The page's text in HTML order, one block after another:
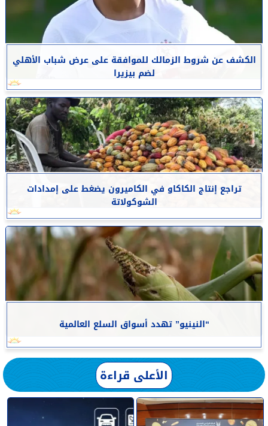
الكشف عن شروط الزمالك للموافقة على عرض شباب الأهلي
لضم بيزيرا
تراجع إنتاج الكاكاو في الكاميرون يضغط على إمدادات
الشوكولاتة
“النينيو” تهدد أسواق السلع العالمية
الأعلى قراءة